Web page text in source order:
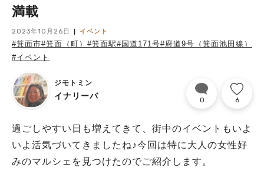
満載
2023年10月26日 イベント
#箕面市#箕面（町） #箕面駅#国道171号#府道9号（箕面池田線）
#イベント
ジモトミン
イナリーバ 0 6
過ごしやすい日も増えてきて、街中のイベントもいよ
いよ活気づいてきましたね♪今回は特に大人の女性好
みのマルシェを見つけたのでご紹介します。